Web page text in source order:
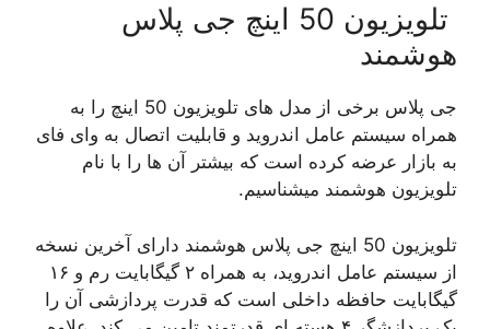
تلویزیون 50 اینچ جی پلاس
هوشمند
جی پلاس برخی از مدل های تلویزیون 50 اینچ را به
همراه سیستم عامل اندروید و قابلیت اتصال به وای فای
به بازار عرضه کرده است که بیشتر آن ها را با نام
تلویزیون هوشمند میشناسیم.
تلویزیون 50 اینچ جی پلاس هوشمند دارای آخرین نسخه
از سیستم عامل اندروید، به همراه ۲ گیگابایت رم و ۱۶
گیگابایت حافظه داخلی است که قدرت پردازشی آن را